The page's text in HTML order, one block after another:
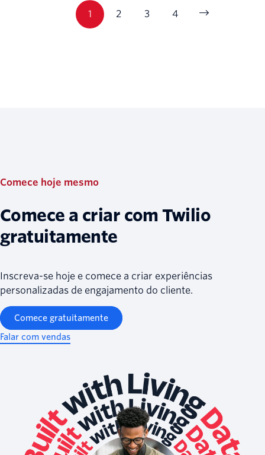
1 2 3 4
Comece hoje mesmo
Comece a criar com Twilio
gratuitamente
Inscreva-se hoje e comece a criar experiências
personalizadas de engajamento do cliente.
Comece gratuitamente
Falar com vendas